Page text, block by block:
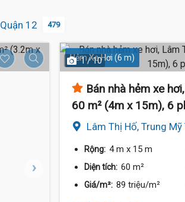
Quận 12 479
Hẻm Xe Hơi (6 m)
1 / 10
Bán nhà hẻm xe
60 m² (4m x 15m), 6
Lâm Thị Hố, Trung Mỹ
Rộng: 4 m x 15 m
Diện tích: 60 m²
Giá/m²: 89 triệu/m²